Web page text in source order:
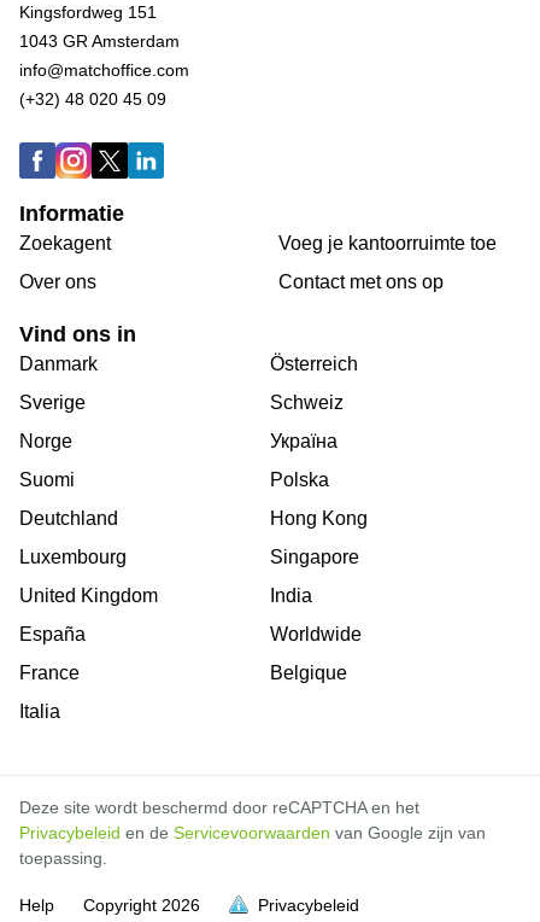
vol is
vol is
vol is
vol is
vol is
vol is
vol is
vol is
vol is
vol is
Kingsfordweg 151
1043 GR Amsterdam
info@matchoffice.com
(+32) 48 020 45 09
Informatie
Zoekagent
Over ons
Voeg je kantoorruimte toe
Сontact met ons op
Vind ons in
Danmark
Sverige
Norge
Suomi
Deutchland
Luxembourg
United Kingdom
España
France
Italia
Österreich
Schweiz
Україна
Polska
Hong Kong
Singapore
India
Worldwide
Belgique
Deze site wordt beschermd door reCAPTCHA en het
Privacybeleid en de Servicevoorwaarden van Google zijn van
toepassing.
Help Copyright 2026 Privacybeleid